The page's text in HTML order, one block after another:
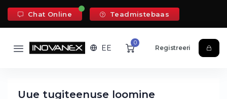
Chat Online Teadmistebaas
EE
0
Registreeri
Uue tugiteenuse loomine